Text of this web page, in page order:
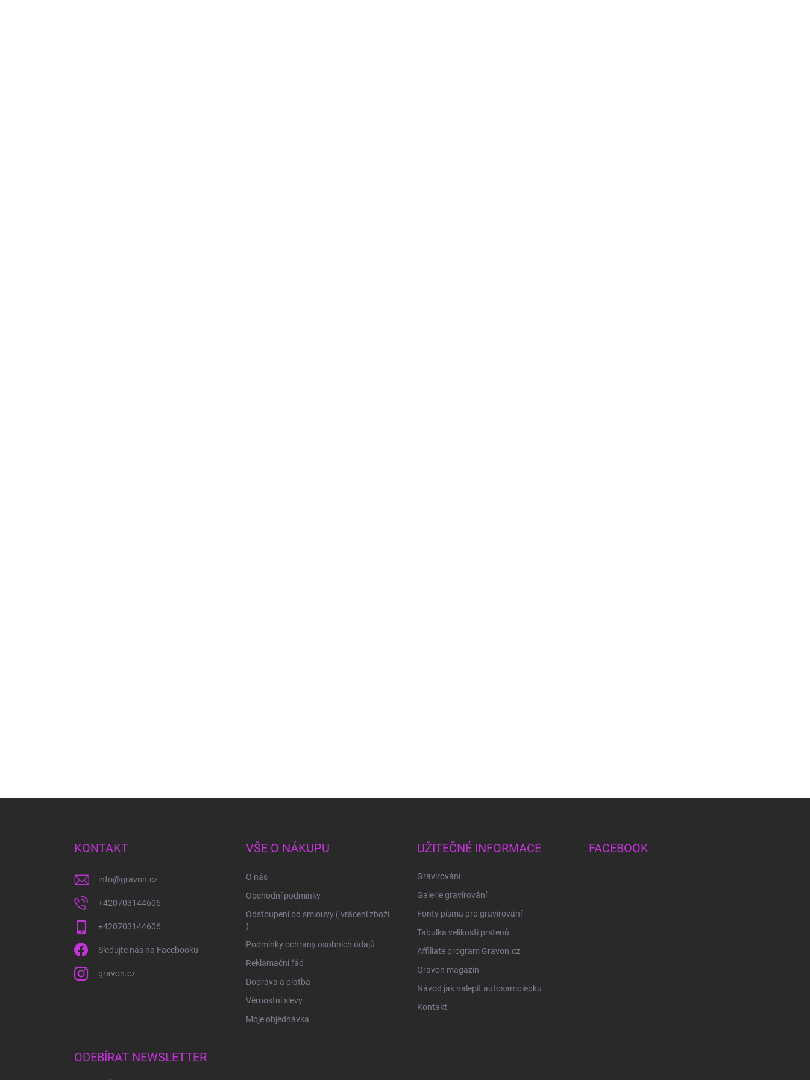
KONTAKT
info@gravon.cz
+420703144606
+420703144606
Sledujte nás na Facebooku
gravon.cz
VŠE O NÁKUPU
O nás
Obchodní podmínky
Odstoupení od smlouvy ( vrácení zboží
)
Podmínky ochrany osobních údajů
Reklamační řád
Doprava a platba
Věrnostní slevy
Moje objednávka
UŽITEČNÉ INFORMACE
Gravírování
Galerie gravírování
Fonty písma pro gravírování
Tabulka velikosti prstenů
Affiliate program Gravon.cz
Gravon magazín
Návod jak nalepit autosamolepku
Kontakt
FACEBOOK
ODEBÍRAT NEWSLETTER